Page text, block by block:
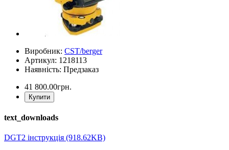
Виробник: CST/berger
Артикул: 1218113
Наявність: Предзаказ
41 800.00грн.
Купити
text_downloads
DGT2 інструкція (918.62KB)